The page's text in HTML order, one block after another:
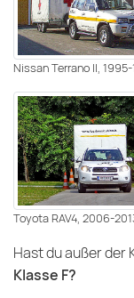
Nissan Terrano II,
Toyota RAV4, 2006-
Hast du außer der
Klasse F?